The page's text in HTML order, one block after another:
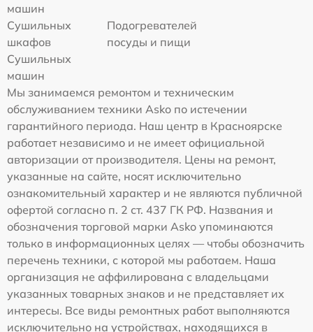
машин
Сушильных
шкафов
Подогревателей
посуды и пищи
Сушильных
машин
Мы занимаемся ремонтом и техническим
обслуживанием техники Asko по истечении
гарантийного периода. Наш центр в Красноярске
работает независимо и не имеет официальной
авторизации от производителя. Цены на ремонт,
указанные на сайте, носят исключительно
ознакомительный характер и не являются публичной
офертой согласно п. 2 ст. 437 ГК РФ. Названия и
обозначения торговой марки Asko упоминаются
только в информационных целях — чтобы обозначить
перечень техники, с которой мы работаем. Наша
организация не аффилирована с владельцами
указанных товарных знаков и не представляет их
интересы. Все виды ремонтных работ выполняются
исключительно на устройствах, находящихся в